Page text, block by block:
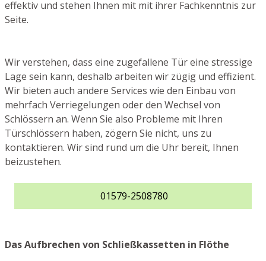
effektiv und stehen Ihnen mit mit ihrer Fachkenntnis zur
Seite.
Wir verstehen, dass eine zugefallene Tür eine stressige
Lage sein kann, deshalb arbeiten wir zügig und effizient.
Wir bieten auch andere Services wie den Einbau von
mehrfach Verriegelungen oder den Wechsel von
Schlössern an. Wenn Sie also Probleme mit Ihren
Türschlössern haben, zögern Sie nicht, uns zu
kontaktieren. Wir sind rund um die Uhr bereit, Ihnen
beizustehen.
01579-2508780
Das Aufbrechen von Schließkassetten in Flöthe